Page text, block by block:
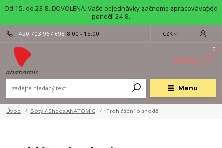
Od 15. do 23.8. DOVOLENÁ. Vaše objednávky začneme zpracovávat od
pondělí 24.8.
Menu
CZK
+420 703 967 698 8:00 - 15:00
0
0,00 Kč
Úvod Boty / Shoes ANATOMIC Prohlášení o shodě